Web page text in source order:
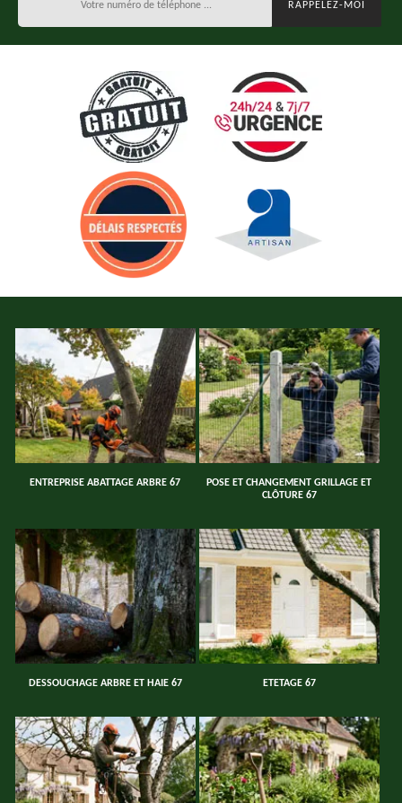
ENTREPRISE ABATTAGE ARBRE 67
POSE ET CHANGEMENT GRILLAGE ET
CLÔTURE 67
DESSOUCHAGE ARBRE ET HAIE 67 ETETAGE 67